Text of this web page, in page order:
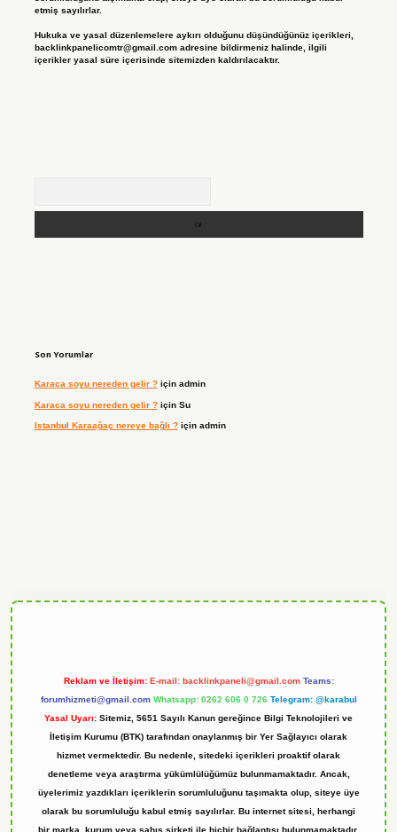
etmiş sayılırlar.
Hukuka ve yasal düzenlemelere aykırı olduğunu düşündüğünüz içerikleri,
backlinkpanelicomtr@gmail.comadresine bildirmeniz halinde, ilgili
içerikler yasal süre içerisinde sitemizden kaldırılacaktır.
Son Yorumlar
Karaca soyu nereden gelir ?için admin
Karaca soyu nereden gelir ?için Su
Istanbul Karaağaç nereye bağlı ?için admin
Reklam ve İletişim: E-mail: backlinkpaneli@gmail.com Teams:
forumhizmeti@gmail.com Whatsapp: 0262 606 0 726 Telegram: @karabul
Yasal Uyarı: Sitemiz, 5651 Sayılı Kanun gereğince Bilgi Teknolojileri ve
İletişim Kurumu (BTK) tarafından onaylanmış bir Yer Sağlayıcı olarak
hizmet vermektedir. Bu nedenle, sitedeki içerikleri proaktif olarak
denetleme veya araştırma yükümlülüğümüz bulunmamaktadır. Ancak,
üyelerimiz yazdıkları içeriklerin sorumluluğunu taşımakta olup, siteye üye
olarak bu sorumluluğu kabul etmiş sayılırlar. Bu internet sitesi, herhangi
bir marka, kurum veya şahıs şirketi ile hiçbir bağlantısı bulunmamaktadır.